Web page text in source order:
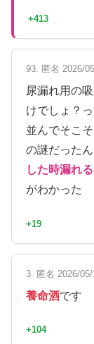
+413
93. 匿名 2026/
尿漏れ用の
けでしょ？
並んでそこ
の謎だったん
した時漏れ
がわかった
+19
3. 匿名 2026/
養命酒です
+104